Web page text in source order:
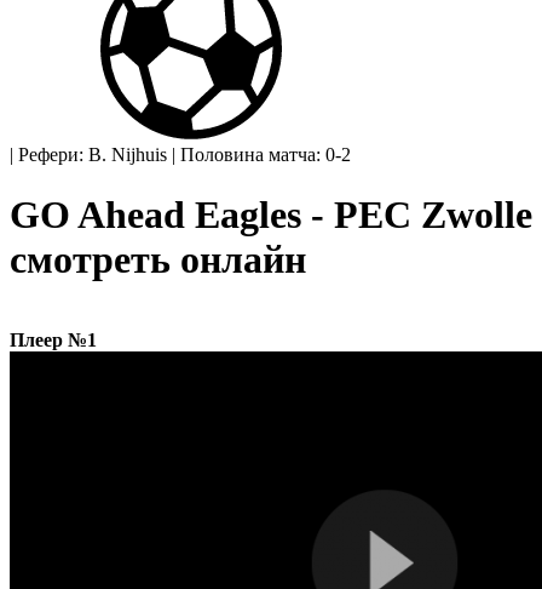
| Рефери: B. Nijhuis | Половина матча: 0-2
GO Ahead Eagles - PEC Zwolle
смотреть онлайн
Плеер №1